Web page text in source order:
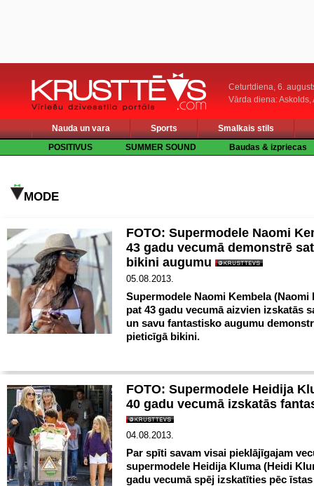
Ceturtdiena, 6.
Vārda diena: Askolds,
Nauda un vara Sports
Smalkais stils
POSITIVUS
SUMMER SOUND Baudas & izpriecas
MODE
FOTO: Supermodele Naomi
43 gadu vecumā demonstrē
bikini augumu
05.08.2013.
Supermodele Naomi Kembela (Naomi
pat 43 gadu vecumā aizvien izskatās
un savu fantastisko augumu
pieticīgā bikini.
FOTO: Supermodele Heidija
40 gadu vecumā izskatās
04.08.2013.
Par spīti savam visai pieklājīgajam
supermodele Heidija Kluma (Heidi
gadu vecumā spēj izskatīties pēc